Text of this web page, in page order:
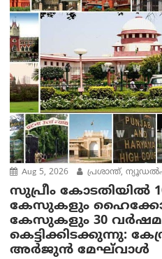
Aug 5, 2026 പ്രശാന്ത്,
സുപ്രീം കോടതിയിൽ
കേസുകളും
കേസുകളും 30
കെട്ടിക്കിടക്കുന്നു:
അര്‍ജുന്‍ മേഘ്‌വാള്‍